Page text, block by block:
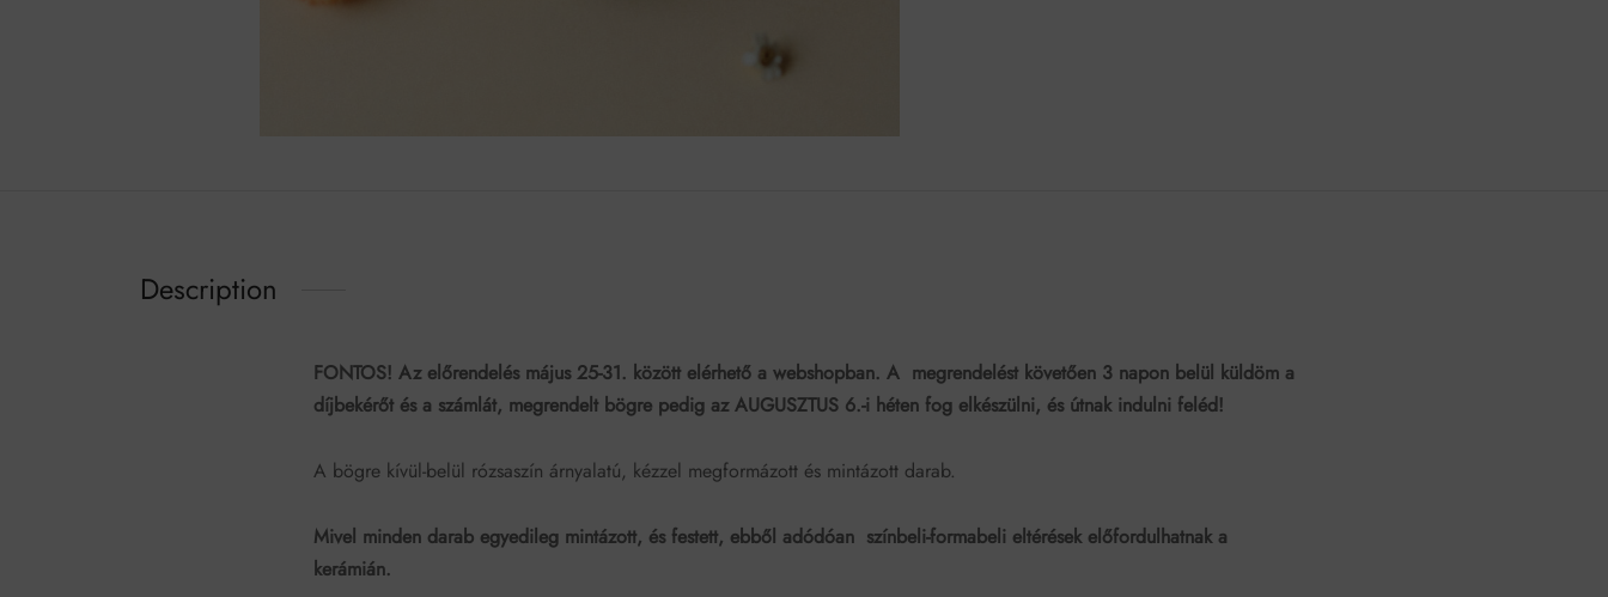
Description
FONTOS! Az előrendelés május 25-31. között elérhető a webshopban. A megrendelést követően 3 napon belül küldöm a
díjbekérőt és a számlát, megrendelt bögre pedig az AUGUSZTUS 6.-i héten fog elkészülni, és útnak indulni feléd!
A bögre kívül-belül rózsaszín árnyalatú, kézzel megformázott és mintázott darab.
Mivel minden darab egyedileg mintázott, és festett, ebből adódóan színbeli-formabeli eltérések előfordulhatnak a
kerámián.